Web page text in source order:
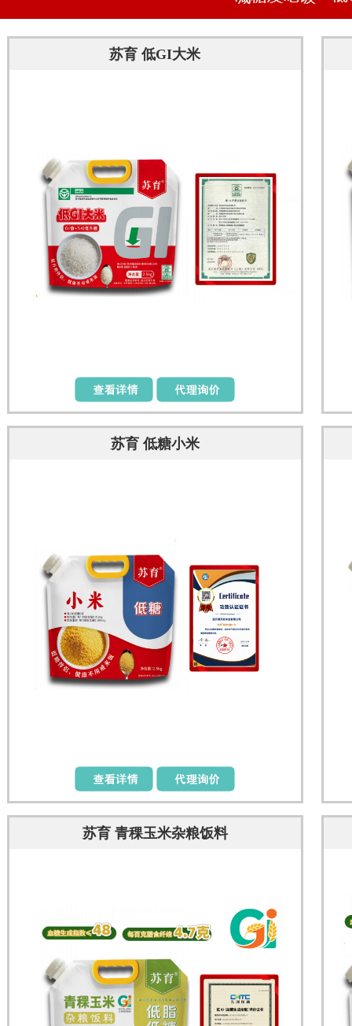
苏育 低GI大米
苏育 低糖小米
苏育 青稞玉米杂粮饭料